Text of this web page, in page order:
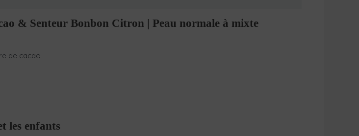
& Senteur Bonbon Citron | Peau normale à mixte
de cacao
les enfants